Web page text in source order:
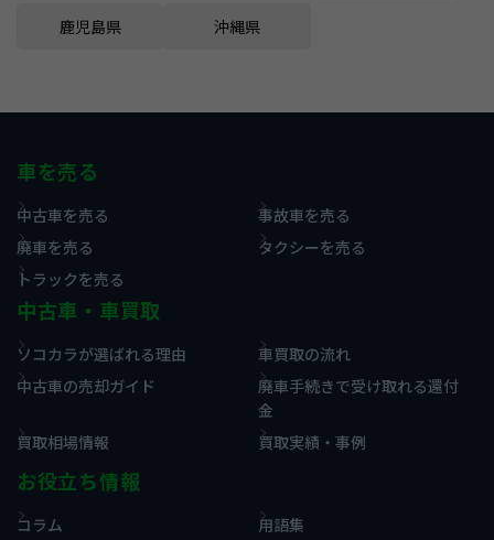
鹿児島県 沖縄県
車を売る
中古車を売る
事故車を売る
廃車を売る
タクシーを売る
トラックを売る
中古車・車買取
ソコカラが選ばれる理由
車買取の流れ
中古車の売却ガイド
廃車手続きで受け取れる還付
金
買取相場情報
買取実績・事例
お役立ち情報
コラム 用語集